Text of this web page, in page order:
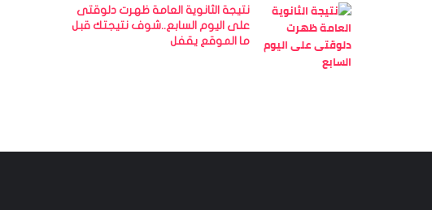
نتيجة الثانوية العامة ظهرت دلوقتى
على اليوم السابع..شوف نتيجتك قبل
ما الموقع يقفل